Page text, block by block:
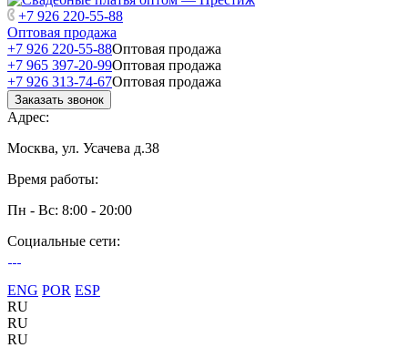
+7 926 220-55-88
Оптовая продажа
+7 926 220-55-88Оптовая продажа
+7 965 397-20-99Оптовая продажа
+7 926 313-74-67Оптовая продажа
Заказать звонок
Адрес:
Москва, ул. Усачева д.38
Время работы:
Пн - Вс: 8:00 - 20:00
Социальные сети:
ENG POR ESP
RU
RU
RU